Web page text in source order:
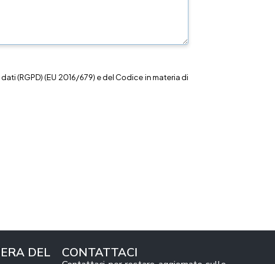
(RGPD) (EU 2016/679) e del Codice in materia di
DEL CONTATTACI